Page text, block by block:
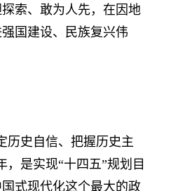
索、敢为人先，在因地
国建设、民族复兴伟
史自信、把握历史主
是实现“十四五”规划目
式现代化这个最大的政